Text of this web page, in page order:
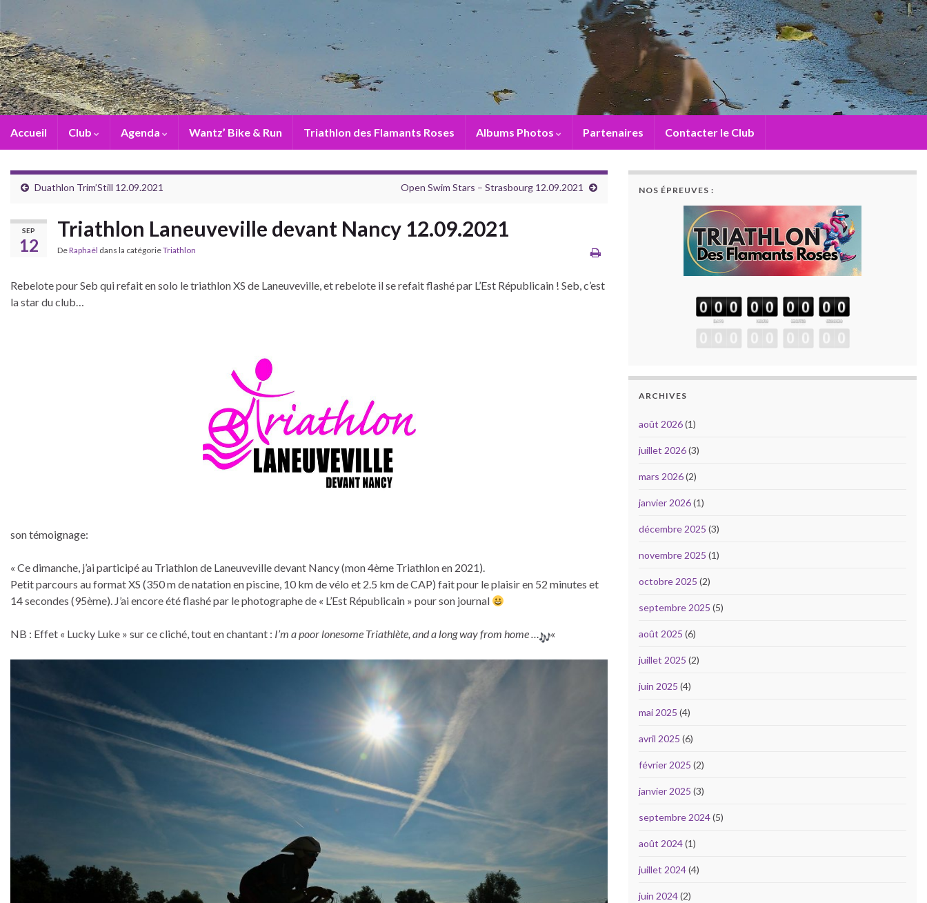
Accueil Club Agenda Wantz’ Bike & Run Triathlon des Flamants Roses Albums Photos Partenaires Contacter le Club
Duathlon Trim’Still 12.09.2021 Open Swim Stars – Strasbourg 12.09.2021
SEP
12
Triathlon Laneuveville devant Nancy 12.09.2021
DeRaphaël dans la catégorieTriathlon
Rebelote pour Seb qui refait en solo le triathlon XS de Laneuveville, et rebelote il se refait flashé par L’Est Républicain ! Seb, c’est
la star du club…
son témoignage:
« Ce dimanche, j’ai participé au Triathlon de Laneuveville devant Nancy (mon 4ème Triathlon en 2021).
Petit parcours au format XS (350 m de natation en piscine, 10 km de vélo et 2.5 km de CAP) fait pour le plaisir en 52 minutes et
14 secondes (95ème). J’ai encore été flashé par le photographe de « L’Est Républicain » pour son journal
NB : Effet « Lucky Luke » sur ce cliché, tout en chantant : I’m a poor lonesome Triathlète, and a long way from home … «
NOS ÉPREUVES :
ARCHIVES
août 2026(1)
juillet 2026(3)
mars 2026(2)
janvier 2026(1)
décembre 2025 (3)
novembre 2025 (1)
octobre 2025 (2)
septembre 2025 (5)
août 2025 (6)
juillet 2025 (2)
juin 2025 (4)
mai 2025 (4)
avril 2025 (6)
février 2025 (2)
janvier 2025 (3)
septembre 2024(5)
août 2024(1)
juillet 2024(4)
juin 2024(2)